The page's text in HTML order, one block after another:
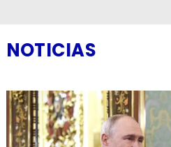
NOTICIAS